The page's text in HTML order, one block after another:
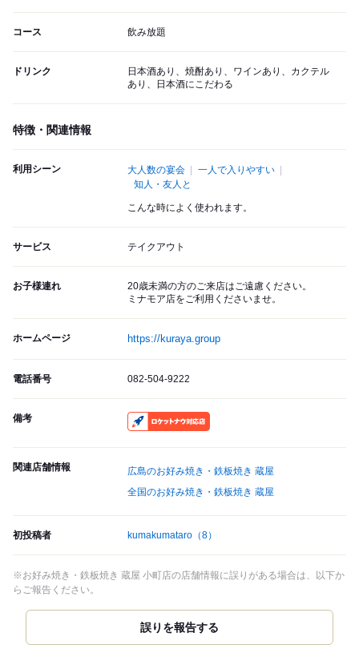
コース 飲み放題
ドリンク
日本酒あり、焼酎あり、ワインあり、カクテル
あり、日本酒にこだわる
特徴・関連情報
利用シーン 大人数の宴会
一人で入りやすい
知人・友人と
こんな時によく使われます。
サービス テイクアウト
お子様連れ
20歳未満の方のご来店はご遠慮ください。
ミナモア店をご利用くださいませ。
ホームページ https://kuraya.group
電話番号 082-504-9222
備考
関連店舗情報
広島のお好み焼き・鉄板焼き 蔵屋
全国のお好み焼き・鉄板焼き 蔵屋
初投稿者 kumakumataro （8）
※お好み焼き・鉄板焼き 蔵屋 小町店の店舗情報に誤りがある場合は、以下か
らご報告ください。
誤りを報告する